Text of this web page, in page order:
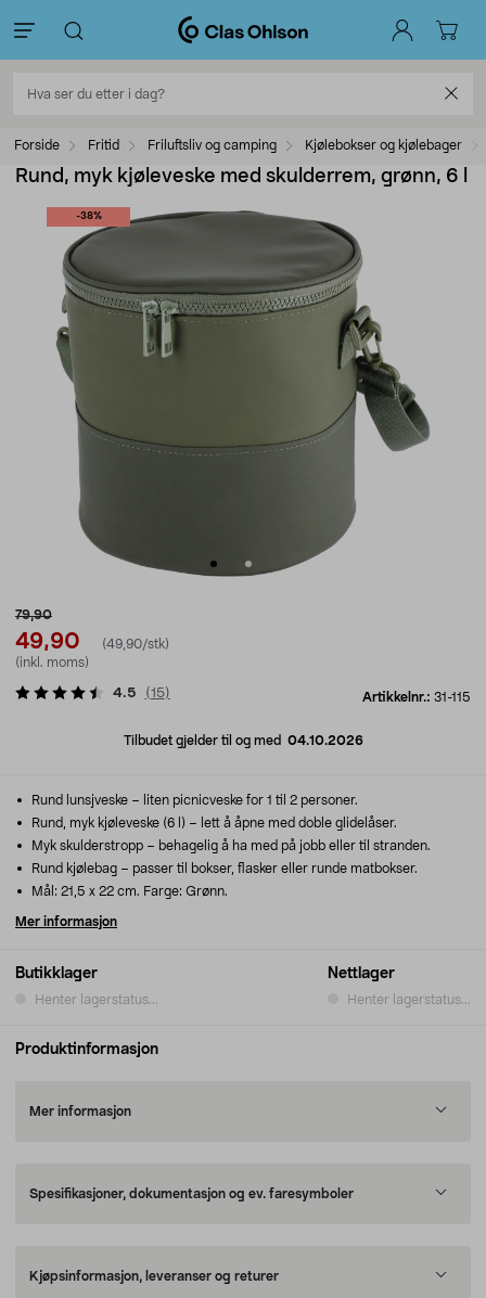
Forside Fritid Friluftsliv og camping Kjølebokser og kjølebager
Rund, myk kjøleveske med skulderrem, grønn, 6 l
-38%
79,90
49,90
(49,90/stk)
(inkl. moms)
Artikkelnr.: 31-115
4.5 (15)
Tilbudet gjelder til og med 04.10.2026
Butikklager
Henter lagerstatus...
Nettlager
Henter lagerstatus...
Rund lunsjveske – liten picnicveske for 1 til 2 personer.
Rund, myk kjøleveske (6 l) – lett å åpne med doble glidelåser.
Myk skulderstropp – behagelig å ha med på jobb eller til stranden.
Rund kjølebag – passer til bokser, flasker eller runde matbokser.
Mål: 21,5 x 22 cm. Farge: Grønn.
Mer informasjon
Produktinformasjon
Mer informasjon
Spesifikasjoner, dokumentasjon og ev. faresymboler
Kjøpsinformasjon, leveranser og returer